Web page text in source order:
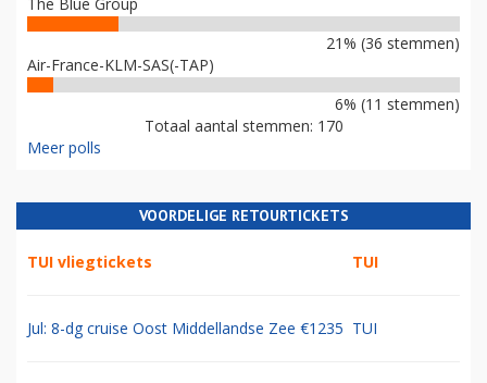
21% (36 stemmen)
Air-France-KLM-SAS(-TAP)
6% (11 stemmen)
Totaal aantal stemmen: 170
Meer polls
VOORDELIGE RETOURTICKETS
TUI vliegtickets TUI
Jul: 8-dg cruise Oost Middellandse Zee €1235 TUI